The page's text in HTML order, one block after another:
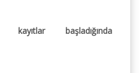
başladığında